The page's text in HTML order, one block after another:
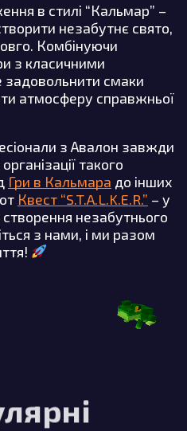
в стилі “Кальмар” –
незабутнє свято,
Комбінуючи
з класичними
смаки
атмосферу справжньої
з Авалон завжди
такого
Гри в Кальмара до інших
Квест “S.T.A.L.K.E.R.” – у
незабутнього
з нами, і ми разом